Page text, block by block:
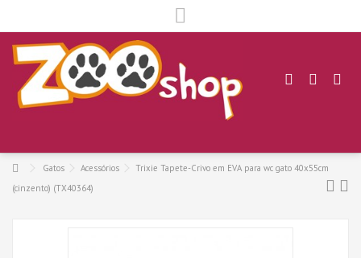
Gatos Acessórios
Trixie Tapete-Crivo em EVA para wc gato 40x55cm
(cinzento) (TX40364)